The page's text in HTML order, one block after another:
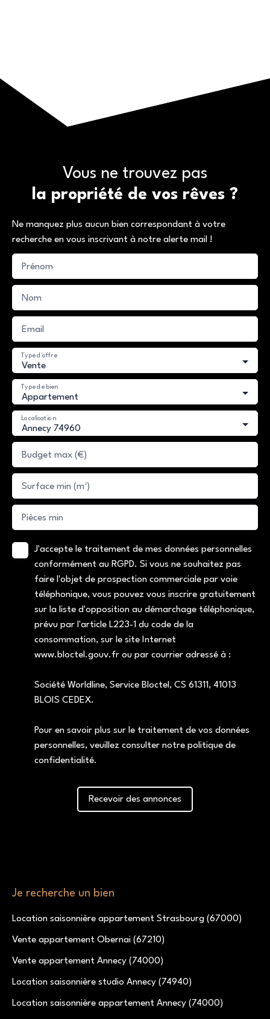
Vous ne trouvez pas
la propriété de vos rêves ?
Ne manquez plus aucun bien correspondant à votre
recherche en vous inscrivant à notre alerte mail !
Prénom
Nom
Email
Vente
Type d'offre
Appartement
Type de bien
Annecy 74960
Localisation
Budget max (€)
Surface min (m²)
Pièces min
J'accepte le traitement de mes données personnelles
conformément au RGPD. Si vous ne souhaitez pas
faire l'objet de prospection commerciale par voie
téléphonique, vous pouvez vous inscrire gratuitement
sur la liste d'opposition au démarchage téléphonique,
prévu par l'article L223-1 du code de la
consommation, sur le site Internet
www.bloctel.gouv.fr ou par courrier adressé à :
Société Worldline, Service Bloctel, CS 61311, 41013
BLOIS CEDEX.
Pour en savoir plus sur le traitement de vos données
personnelles, veuillez consulter notre politique de
confidentialité.
Recevoir des annonces
Je recherche un bien
Location saisonnière appartement Strasbourg (67000)
Vente appartement Obernai (67210)
Vente appartement Annecy (74000)
Location saisonnière studio Annecy (74940)
Location saisonnière appartement Annecy (74000)